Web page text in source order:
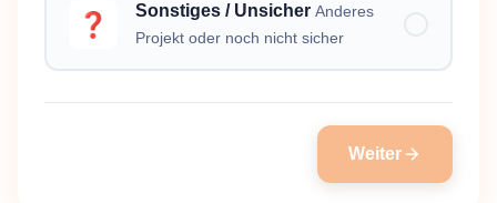
❓ Sonstiges / Unsicher Anderes
Projekt oder noch nicht sicher
Weiter